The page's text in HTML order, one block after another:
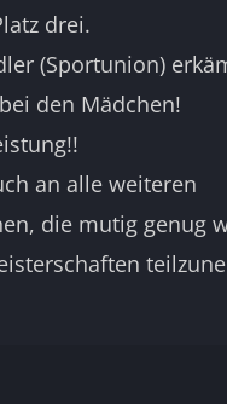
drei.
(Sportunion)
den Mädchen!
an alle weiteren
die mutig genug